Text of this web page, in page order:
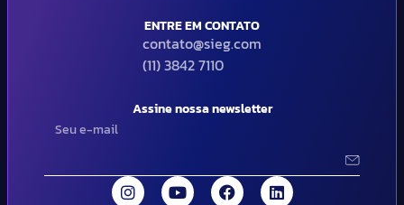
ENTRE EM CONTATO
contato@sieg.com
(11) 3842 7110
Assine nossa newsletter